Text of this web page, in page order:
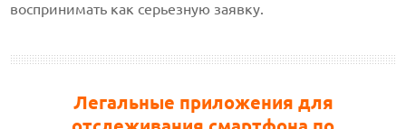
воспринимать как серьезную заявку.
Легальные приложения для